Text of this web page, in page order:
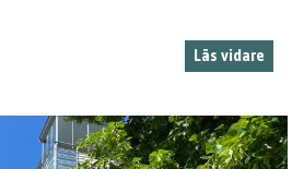
Läs vidare